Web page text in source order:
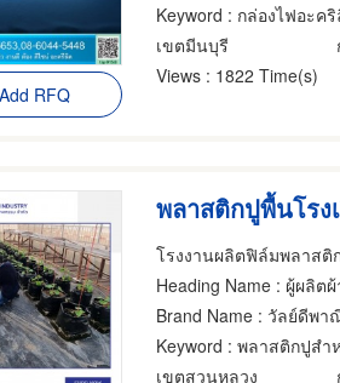
Add RFQ
Keyword : กล่องไฟอะค
เขตมีนบุรี
Views : 1822 Time(s)
Heading Name : ผู้ผลิตผ้
Brand Name : วัลย์ดีพา
Keyword : พลาสติกปูสำ
เขตสวนหลวง